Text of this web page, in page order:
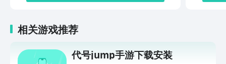
相关游戏推荐
代号jump手游下载安装